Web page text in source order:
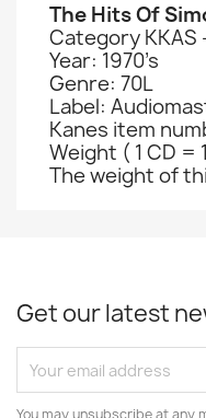
The Hits Of
Category KKAS
Year: 1970’s
Genre: 70L
Label:
Kanes item
Weight ( 1 CD =
The weight of
Get our latest
You may unsubscribe at any